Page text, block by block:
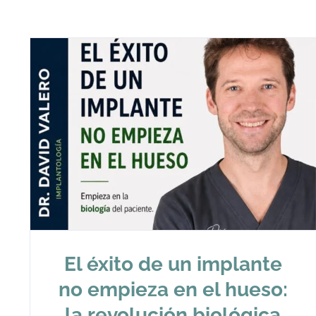
El éxito de un implante
no empieza en el hueso: